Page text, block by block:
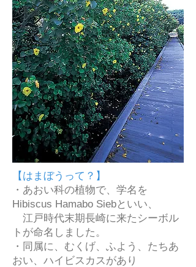
【はまぼうって？】
・あおい科の植物で、学名を
Hibiscus Hamabo Siebといい、
江戸時代末期長崎に来たシーボル
トが命名しました。
・同属に、むくげ、ふよう、たちあ
おい、ハイビスカスがあり